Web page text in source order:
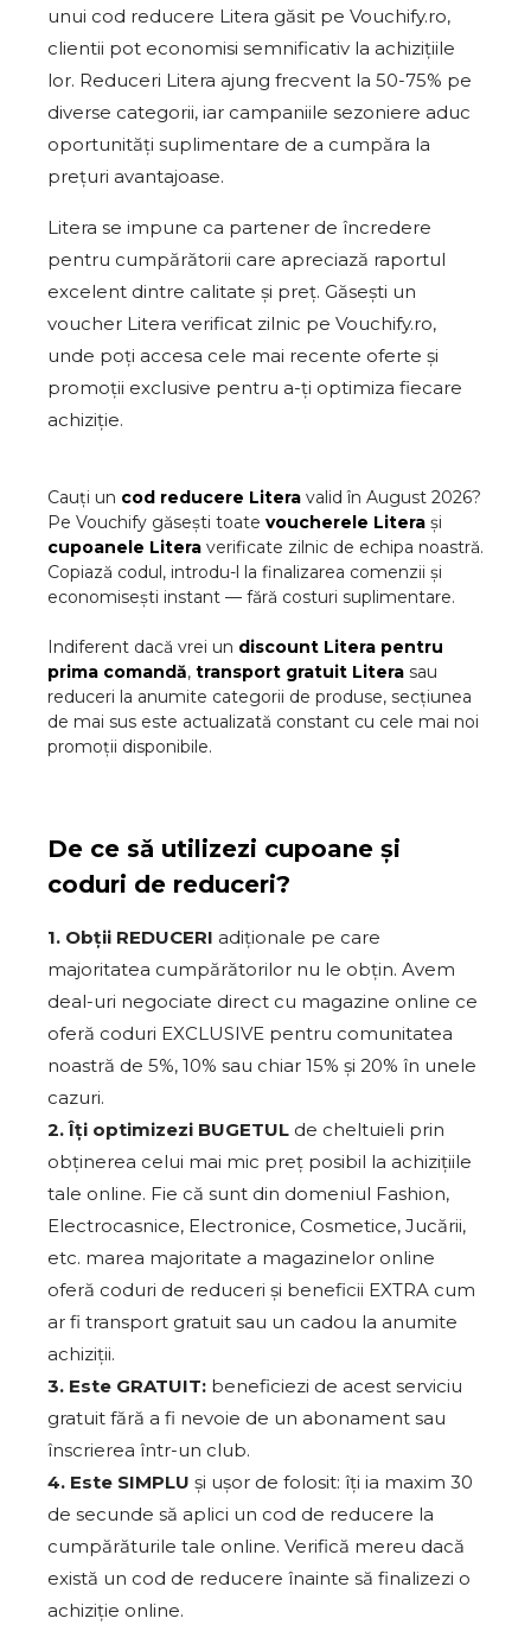
unui cod reducere Litera găsit pe Vouchify.ro,
clientii pot economisi semnificativ la achizițiile
lor. Reduceri Litera ajung frecvent la 50-75% pe
diverse categorii, iar campaniile sezoniere aduc
oportunități suplimentare de a cumpăra la
prețuri avantajoase.
Litera se impune ca partener de încredere
pentru cumpărătorii care apreciază raportul
excelent dintre calitate și preț. Găsești un
voucher Litera verificat zilnic pe Vouchify.ro,
unde poți accesa cele mai recente oferte și
promoții exclusive pentru a-ți optimiza fiecare
achiziție.
Cauți un cod reducere Litera valid în August 2026?
Pe Vouchify găsești toate voucherele Litera și
cupoanele Litera verificate zilnic de echipa noastră.
Copiază codul, introdu-l la finalizarea comenzii și
economisești instant — fără costuri suplimentare.
Indiferent dacă vrei un discount Litera pentru
prima comandă, transport gratuit Litera sau
reduceri la anumite categorii de produse, secțiunea
de mai sus este actualizată constant cu cele mai noi
promoții disponibile.
De ce să utilizezi cupoane și
coduri de reduceri?
1. Obții REDUCERI adiționale pe care
majoritatea cumpărătorilor nu le obțin. Avem
deal-uri negociate direct cu magazine online ce
oferă coduri EXCLUSIVE pentru comunitatea
noastră de 5%, 10% sau chiar 15% și 20% în unele
cazuri.
2. Îți optimizezi BUGETUL de cheltuieli prin
obținerea celui mai mic preț posibil la achizițiile
tale online. Fie că sunt din domeniul Fashion,
Electrocasnice, Electronice, Cosmetice, Jucării,
etc. marea majoritate a magazinelor online
oferă coduri de reduceri și beneficii EXTRA cum
ar fi transport gratuit sau un cadou la anumite
achiziții.
3. Este GRATUIT: beneficiezi de acest serviciu
gratuit fără a fi nevoie de un abonament sau
înscrierea într-un club.
4. Este SIMPLU și ușor de folosit: îți ia maxim 30
de secunde să aplici un cod de reducere la
cumpărăturile tale online. Verifică mereu dacă
există un cod de reducere înainte să finalizezi o
achiziție online.